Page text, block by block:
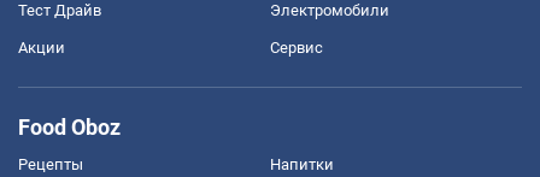
Тест Драйв Электромобили
Акции Сервис
Food Oboz
Рецепты Напитки